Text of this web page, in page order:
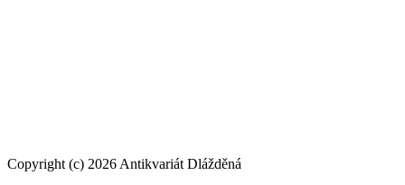
Copyright (c) 2026 Antikvariát Dlážděná